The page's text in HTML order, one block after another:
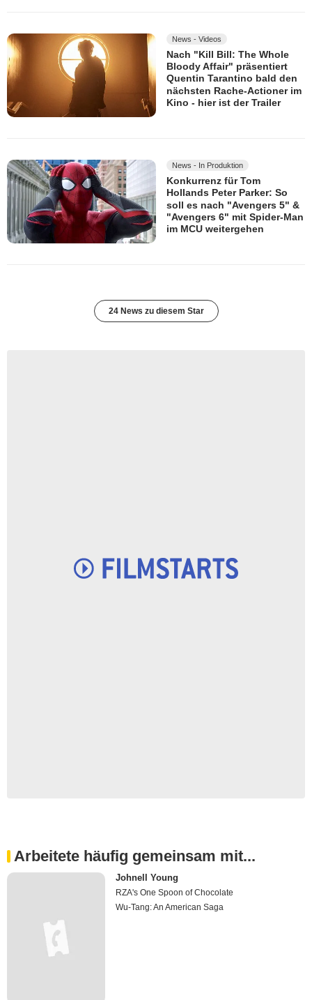
News - Videos
Nach "Kill Bill: The Whole
Bloody Affair" präsentiert
Quentin Tarantino bald den
nächsten Rache-Actioner im
Kino - hier ist der Trailer
News - In Produktion
Konkurrenz für Tom
Hollands Peter Parker: So
soll es nach "Avengers 5" &
"Avengers 6" mit Spider-Man
im MCU weitergehen
24 News zu diesem Star
Arbeitete häufig gemeinsam mit...
Johnell Young
RZA's One Spoon of Chocolate
Wu-Tang: An American Saga